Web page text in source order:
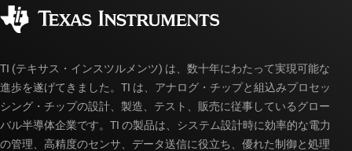
myTI アカウントの FAQ
TI (テキサス・インスツルメンツ) は、数十年にわたって実現可能な
進歩を遂げてきました。TI は、アナログ・チップと組込みプロセッ
シング・チップの設計、製造、テスト、販売に従事しているグロー
バル半導体企業です。TI の製品は、システム設計時に効率的な電力
の管理、高精度のセンサ、データ送信に役立ち、優れた制御と処理